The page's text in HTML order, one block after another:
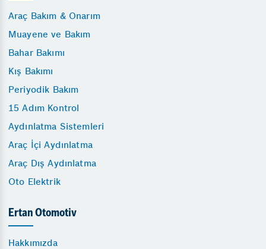
Araç Bakım & Onarım
Muayene ve Bakım
Bahar Bakımı
Kış Bakımı
Periyodik Bakım
15 Adım Kontrol
Aydınlatma Sistemleri
Araç İçi Aydınlatma
Araç Dış Aydınlatma
Oto Elektrik
Ertan Otomotiv
Hakkımızda